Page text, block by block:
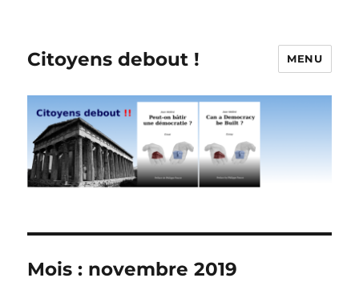
Citoyens debout ! MENU
Mois : novembre 2019